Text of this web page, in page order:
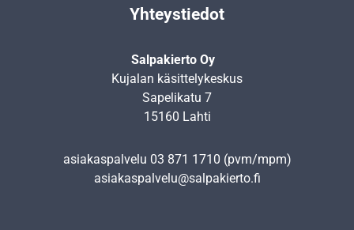
Yhteystiedot
Salpakierto Oy
Kujalan käsittelykeskus
Sapelikatu 7
15160 Lahti
asiakaspalvelu 03 871 1710 (pvm/mpm)
asiakaspalvelu@salpakierto.fi